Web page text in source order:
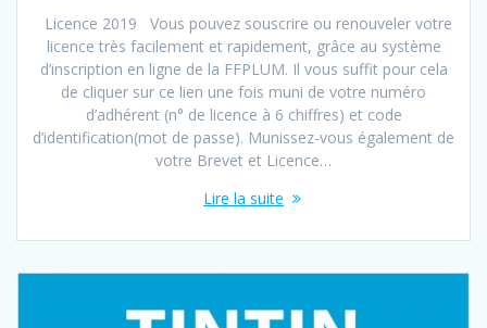
Licence 2019 Vous pouvez souscrire ou renouveler votre
licence très facilement et rapidement, grâce au système
d’inscription en ligne de la FFPLUM. Il vous suffit pour cela
de cliquer sur ce lien une fois muni de votre numéro
d’adhérent (n° de licence à 6 chiffres) et code
d’identification(mot de passe). Munissez-vous également de
votre Brevet et Licence…
Lire la suite